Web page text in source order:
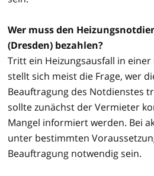
Wer muss den
(Dresden) bezahlen?
Tritt ein Heizungsausfall in
stellt sich meist die Frage, wer
Beauftragung des Notdienstes
sollte zunächst der Vermieter
Mangel informiert werden. Bei
unter bestimmten
Beauftragung notwendig sein.